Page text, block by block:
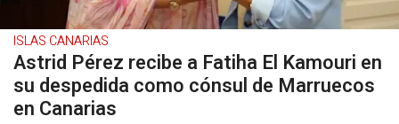
ISLAS CANARIAS
Astrid Pérez recibe a Fatiha El Kamouri en
su despedida como cónsul de Marruecos
en Canarias